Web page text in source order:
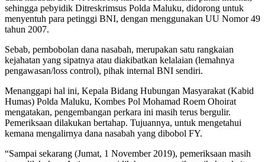
sehingga pebyidik Ditreskrimsus Polda Maluku, didorong untuk
menyentuh para petinggi BNI, dengan menggunakan UU Nomor 49
tahun 2007.
Sebab, pembobolan dana nasabah, merupakan satu rangkaian
kejahatan yang sipatnya atau diakibatkan kelalaian (lemahnya
pengawasan/loss control), pihak internal BNI sendiri.
Menanggapi hal ini, Kepala Bidang Hubungan Masyarakat (Kabid
Humas) Polda Maluku, Kombes Pol Mohamad Roem Ohoirat
mengatakan, pengembangan perkara ini masih terus bergulir.
Pemeriksaan dilakukan bertahap. Tujuannya, untuk mengetahui
kemana mengalirnya dana nasabah yang dibobol FY.
“Sampai sekarang (Jumat, 1 November 2019), pemeriksaan masih